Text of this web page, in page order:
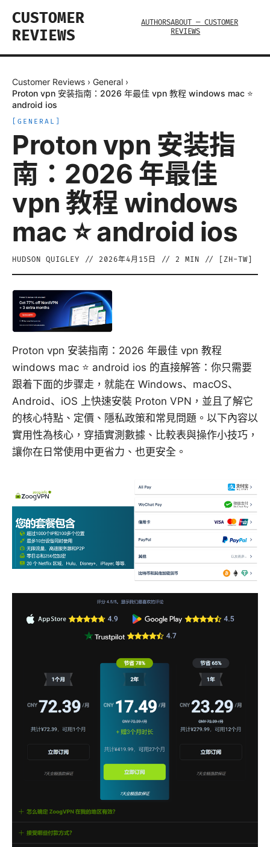
CUSTOMER
REVIEWS
AUTHORSABOUT — CUSTOMER
REVIEWS
Customer Reviews › General ›
Proton vpn 安装指南：2026 年最佳 vpn 教程 windows mac ⭐
android ios
GENERAL
Proton vpn 安装指
南：2026 年最佳
vpn 教程 windows
mac ⭐ android ios
HUDSON QUIGLEY // 2026年4月15日 // 2 MIN // [ ZH-TW
Proton vpn 安装指南：2026 年最佳 vpn 教程
windows mac ⭐ android ios 的直接解答：你只需要
跟着下面的步骤走，就能在 Windows、macOS、
Android、iOS 上快速安裝 Proton VPN，並且了解它
的核心特點、定價、隱私政策和常見問題。以下內容以
實用性為核心，穿插實測數據、比較表與操作小技巧，
讓你在日常使用中更省力、也更安全。